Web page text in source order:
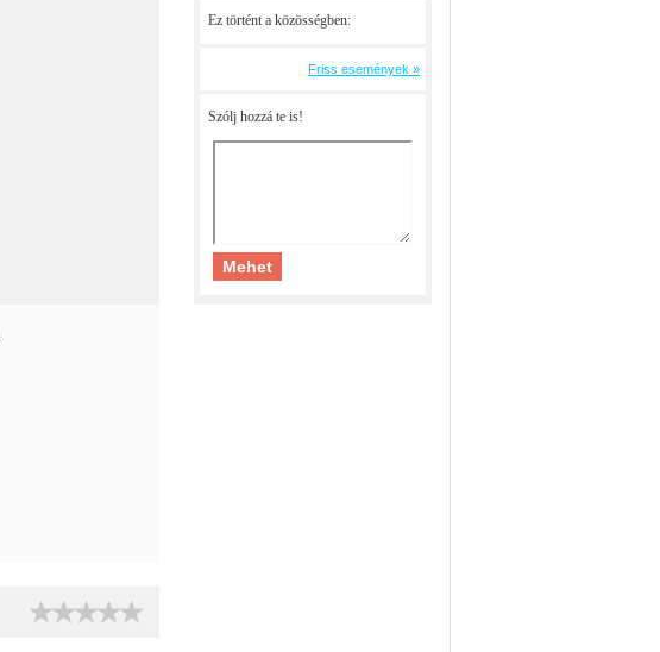
Ez történt a közösségben:
Friss események »
Szólj hozzá te is!